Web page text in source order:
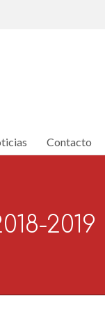
Contacto
2019